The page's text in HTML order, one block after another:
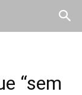
“sem